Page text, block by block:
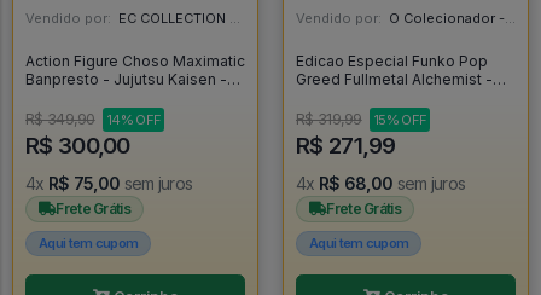
Vendido por: EC COLLECTION - SP
Action Figure Choso Maximatic
Banpresto - Jujutsu Kaisen -
R$ 349,90
14% OFF
R$ 300,00
4x R$ 75,00 sem juros
Frete Grátis
Aqui tem cupom
Vendido por: O Colecionador - SP
Edicao Especial Funko Pop
Greed Fullmetal Alchemist -
R$ 319,99
15% OFF
R$ 271,99
4x R$ 68,00 sem juros
Frete Grátis
Aqui tem cupom